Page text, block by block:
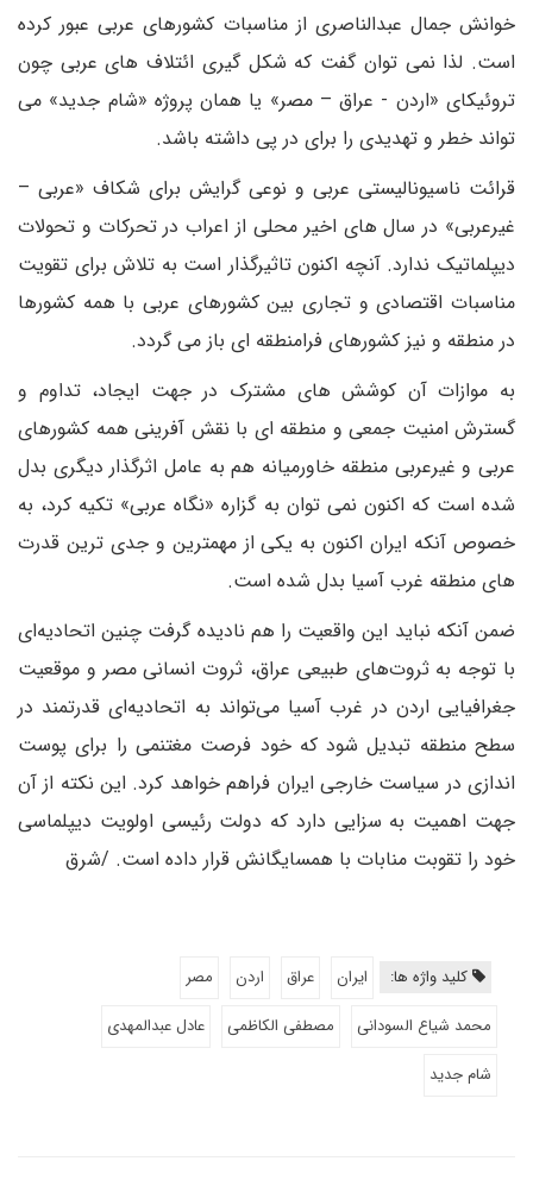
خوانش جمال عبدالناصری از مناسبات کشورهای عربی عبور کرده
است. لذا نمی توان گفت که شکل گیری ائتلاف های عربی چون
تروئیکای «اردن - عراق – مصر» یا همان پروژه «شام جدید» می
تواند خطر و تهدیدی را برای در پی داشته باشد.
قرائت ناسیونالیستی عربی و نوعی گرایش برای شکاف «عربی –
غیرعربی» در سال های اخیر محلی از اعراب در تحرکات و تحولات
دیپلماتیک ندارد. آنچه اکنون تاثیرگذار است به تلاش برای تقویت
مناسبات اقتصادی و تجاری بین کشورهای عربی با همه کشورها
در منطقه و نیز کشورهای فرامنطقه ای باز می گردد.
به موازات آن کوشش های مشترک در جهت ایجاد، تداوم و
گسترش امنیت جمعی و منطقه ای با نقش آفرینی همه کشورهای
عربی و غیرعربی منطقه خاورمیانه هم به عامل اثرگذار دیگری بدل
شده است که اکنون نمی توان به گزاره «نگاه عربی» تکیه کرد، به
خصوص آنکه ایران اکنون به یکی از مهمترین و جدی ترین قدرت
های منطقه غرب آسیا بدل شده است.
ضمن آنکه نباید این واقعیت را هم نادیده گرفت چنین اتحادیه‌ای
با توجه به ثروت‌های طبیعی عراق، ثروت انسانی مصر و موقعیت
جغرافیایی اردن در غرب آسیا می‌تواند به اتحادیه‌ای قدرتمند در
سطح منطقه تبدیل شود که خود فرصت مغتنمی را برای پوست
اندازی در سیاست خارجی ایران فراهم خواهد کرد. این نکته از آن
جهت اهمیت به سزایی دارد که دولت رئیسی اولویت دیپلماسی
خود را تقوبت منابات با همسایگانش قرار داده است. /شرق
کلید واژه ها: ایران عراق اردن
مصر
محمد شیاع السودانی
مصطفی الکاظمی
عادل عبدالمهدی
شام جدید